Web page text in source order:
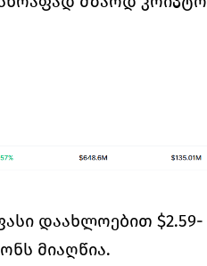
დაახლოებით $2.59-
მიაღწია.